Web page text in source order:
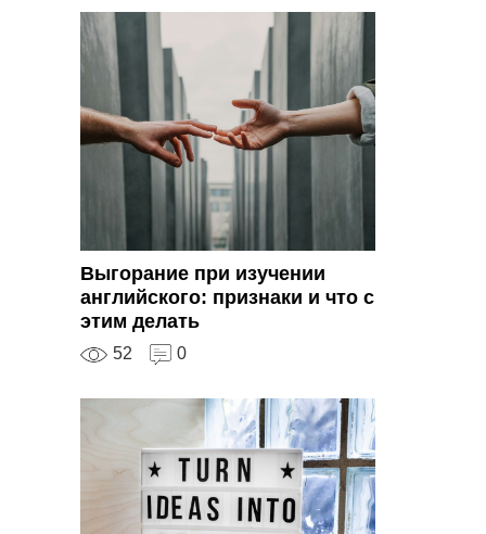
Выгорание при изучении
английского: признаки и что с
этим делать
52 0